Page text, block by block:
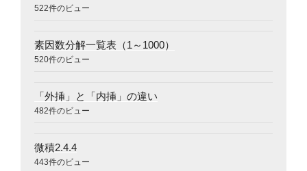
522件のビュー
素因数分解一覧表（1～1000）
520件のビュー
「外挿」と「内挿」の違い
482件のビュー
微積2.4.4
443件のビュー